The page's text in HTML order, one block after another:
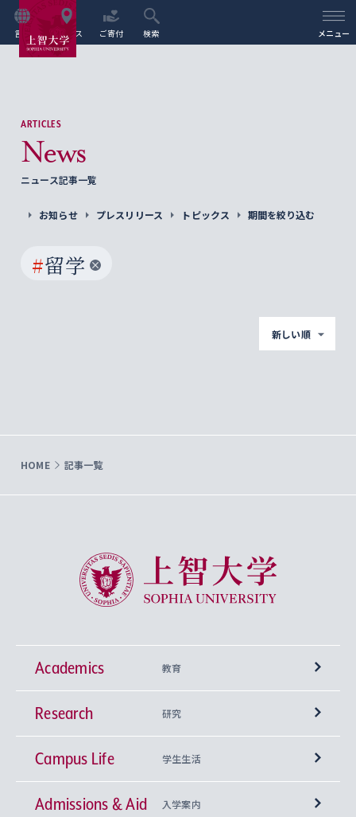
言語 アクセス ご寄付 検索 メニュー
ARTICLES
News
ニュース記事一覧
お知らせ プレスリリース トピックス 期間を絞り込む
#留学
新しい順
HOME 記事一覧
上智大学 Sophia University
Academics 教育
学部
神学部
文学部
興味から学科を探す
上智大学の全学共通教育
Research 研究
研究所 等
キリスト教文化研究所
Sophia Open Research Weeks (SORW)
Campus Life 学生生活
学期区分と授業時間割
Admissions & Aid 入学案内